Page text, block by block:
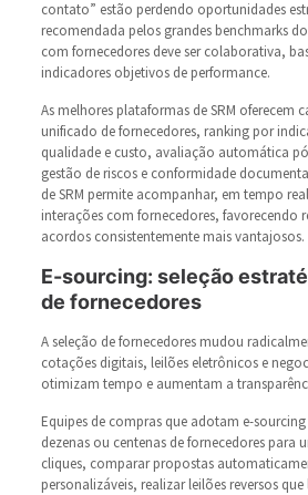
contato” estão perdendo oportunidades
recomendada pelos grandes benchmarks
com fornecedores deve ser colaborativa,
indicadores objetivos de performance.
As melhores plataformas de SRM oferecem
unificado de fornecedores, ranking por
qualidade e custo, avaliação automática
gestão de riscos e conformidade
de SRM permite acompanhar, em tempo
interações com fornecedores, favorecendo
acordos consistentemente mais vantajosos.
E-sourcing: seleção
de fornecedores
A seleção de fornecedores mudou
cotações digitais, leilões eletrônicos e
otimizam tempo e aumentam a
Equipes de compras que adotam e-
dezenas ou centenas de fornecedores para
cliques, comparar propostas
personalizáveis, realizar leilões reversos